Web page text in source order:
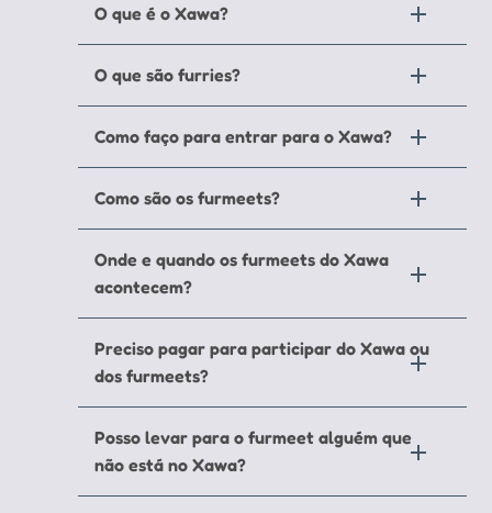
O que é o Xawa?
O que são furries?
Como faço para entrar para o Xawa?
Como são os furmeets?
Onde e quando os furmeets do Xawa
acontecem?
Preciso pagar para participar do Xawa ou
dos furmeets?
Posso levar para o furmeet alguém que
não está no Xawa?